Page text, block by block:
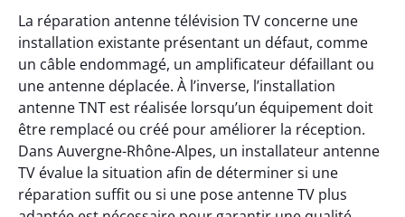
La réparation antenne télévision TV concerne une
installation existante présentant un défaut, comme
un câble endommagé, un amplificateur défaillant ou
une antenne déplacée. À l’inverse, l’installation
antenne TNT est réalisée lorsqu’un équipement doit
être remplacé ou créé pour améliorer la réception.
Dans Auvergne-Rhône-Alpes, un installateur antenne
TV évalue la situation afin de déterminer si une
réparation suffit ou si une pose antenne TV plus